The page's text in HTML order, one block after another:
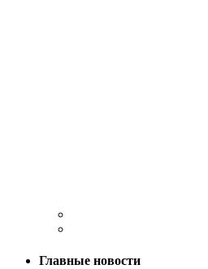
Главные новости